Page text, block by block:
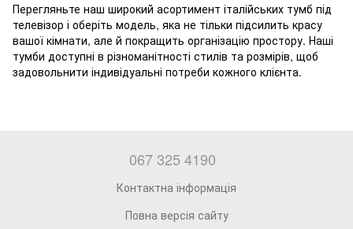
Перегляньте наш широкий асортимент італійських тумб під
телевізор і оберіть модель, яка не тільки підсилить красу
вашої кімнати, але й покращить організацію простору. Наші
тумби доступні в різноманітності стилів та розмірів, щоб
задовольнити індивідуальні потреби кожного клієнта.
067 325 4190
Контактна інформація
Повна версія сайту